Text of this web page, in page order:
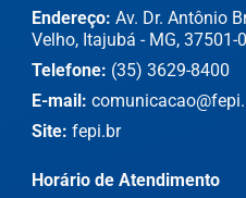
Endereço: Av. Dr. Antônio
Velho, Itajubá - MG, 37501-
Telefone: (35) 3629-8400
E-mail:
Site: fepi.br
Horário de Atendimento